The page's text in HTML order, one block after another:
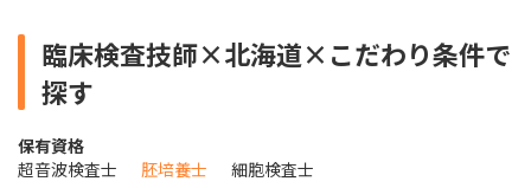
臨床検査技師×北海道×こだわり条件で
探す
保有資格
超音波検査士
胚培養士
細胞検査士